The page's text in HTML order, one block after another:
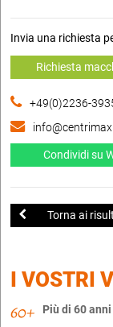
Invia una richiesta
Richiesta
+49(0)2236-
Condividi su
Torna ai
I VOSTRI
Più di 60